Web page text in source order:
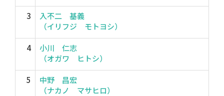
3
入不二 基義
（イリフジ モトヨシ）
4
小川 仁志
（オガワ ヒトシ）
5
中野 昌宏
（ナカノ マサヒロ）